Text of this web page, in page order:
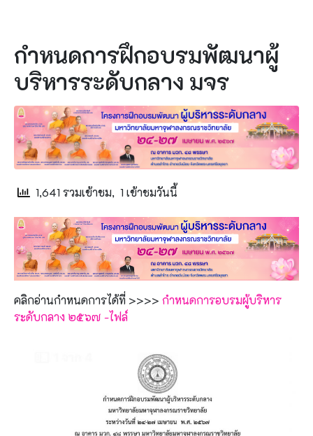
กำหนดการฝึกอบรมพัฒนาผู้
บริหารระดับกลาง มจร
1,641 รวมเข้าชม, 1 เข้าชมวันนี้
คลิกอ่านกำหนดการได้ที่ >>>> กำหนดการอบรมผู้บริหาร
ระดับกลาง ๒๕๖๗ -ไฟล์